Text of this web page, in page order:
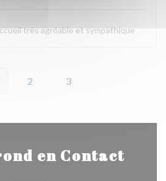
très agréable et sympathique
2 3
en Contact